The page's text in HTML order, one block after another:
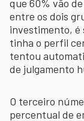
que 60% vão
entre os dois
investimento, é
tinha o perfil
tentou
de julgamento
O terceiro
percentual de